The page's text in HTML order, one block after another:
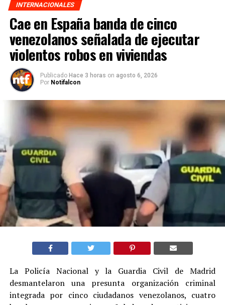
INTERNACIONALES
Cae en España banda de cinco
venezolanos señalada de ejecutar
violentos robos en viviendas
Publicado Hace 3 horas on agosto 6, 2026
Por Notifalcon
La Policía Nacional y la Guardia Civil de Madrid
desmantelaron una presunta organización criminal
integrada por cinco ciudadanos venezolanos, cuatro